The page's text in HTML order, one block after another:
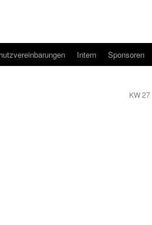
Intern Sponsoren
KW 27